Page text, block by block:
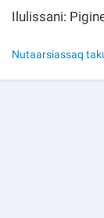
Ilulissani:
Nutaarsiassaq